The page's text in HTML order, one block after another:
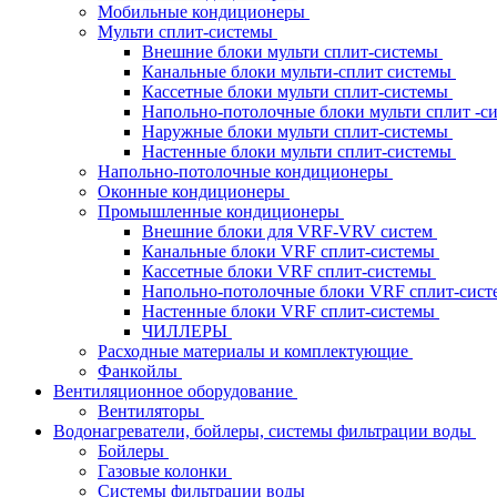
Мобильные кондиционеры
Мульти сплит-системы
Внешние блоки мульти сплит-системы
Канальные блоки мульти-сплит системы
Кассетные блоки мульти сплит-системы
Напольно-потолочные блоки мульти сплит -
Наружные блоки мульти сплит-системы
Настенные блоки мульти сплит-системы
Напольно-потолочные кондиционеры
Оконные кондиционеры
Промышленные кондиционеры
Внешние блоки для VRF-VRV систем
Канальные блоки VRF сплит-системы
Кассетные блоки VRF сплит-системы
Напольно-потолочные блоки VRF сплит-
Настенные блоки VRF сплит-системы
ЧИЛЛЕРЫ
Расходные материалы и комплектующие
Фанкойлы
Вентиляционное оборудование
Вентиляторы
Водонагреватели, бойлеры, системы фильтрации воды
Бойлеры
Газовые колонки
Системы фильтрации воды